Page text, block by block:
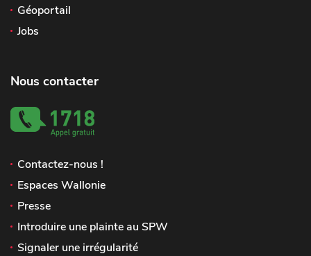
Géoportail
Jobs
Nous contacter
Contactez-nous !
Espaces Wallonie
Presse
Introduire une plainte au SPW
Signaler une irrégularité